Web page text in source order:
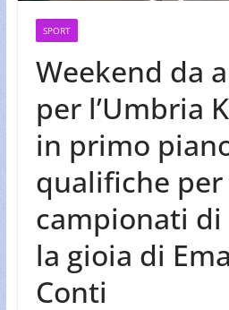
SPORT
Weekend da
per l’Umbria
in primo
qualifiche per
campionati di
la gioia di
Conti